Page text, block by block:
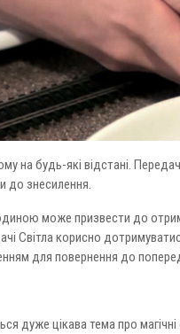
на будь-які відстані.
до знесилення.
може призвести до
Світла корисно
для повернення до
дуже цікава тема про